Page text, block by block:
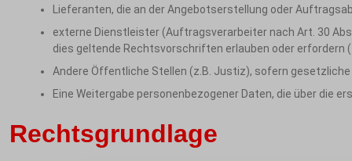
Lieferanten, die an der Angebotserstellung oder
externe Dienstleister (Auftragsverarbeiter nach Art. 30
dies geltende Rechtsvorschriften erlauben oder erfordern
Andere Öffentliche Stellen (z.B. Justiz), sofern
Eine Weitergabe personenbezogener Daten, die über die
Rechtsgrundlage